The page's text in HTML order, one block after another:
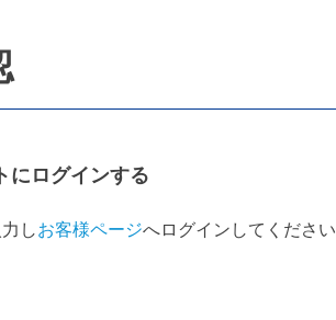
にログインする
しお客様ページへログインしてください